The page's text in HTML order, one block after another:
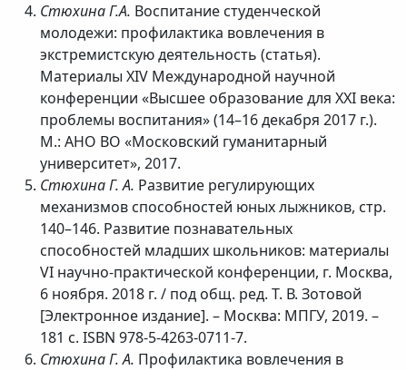
Стюхина Г.А. Воспитание студенческой
молодежи: профилактика вовлечения в
экстремистскую деятельность (статья).
Материалы XIV Международной научной
конференции «Высшее образование для XXI века:
проблемы воспитания» (14–16 декабря 2017 г.).
М.: АНО ВО «Московский гуманитарный
университет», 2017.
Стюхина Г. А. Развитие регулирующих
механизмов способностей юных лыжников, стр.
140–146. Развитие познавательных
способностей младших школьников: материалы
VI научно-практической конференции, г. Москва,
6 ноября. 2018 г. / под общ. ред. Т. В. Зотовой
[Электронное издание]. – Москва: МПГУ, 2019. –
181 с. ISBN 978-5-4263-0711-7.
Стюхина Г. А. Профилактика вовлечения в